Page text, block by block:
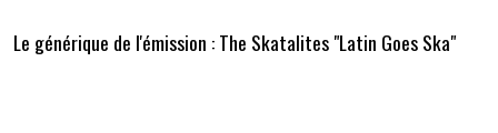
Le générique de l'émission : The Skatalites "Latin Goes Ska"